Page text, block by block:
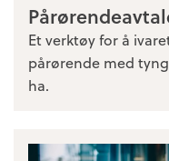
Et verktøy for å
pårørende med
ha.